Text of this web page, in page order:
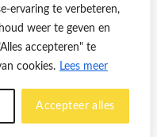
ervaring te verbeteren,
weer te geven en
accepteren" te
cookies. Lees meer
Accepteer alles